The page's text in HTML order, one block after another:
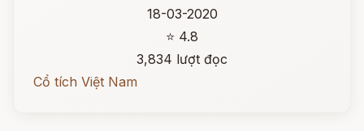
18-03-2020
⭐ 4.8
3,834 lượt đọc
Cổ tích Việt Nam